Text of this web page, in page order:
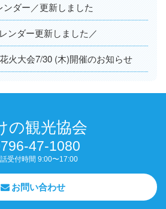
ダー／更新しました
ンダー更新しました／
火大会7/30 (木)開催のお知らせ
の観光協会
47-1080
受付時間 9:00〜17:00
お問い合わせ